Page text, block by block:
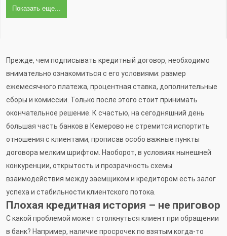
Показать еще...
Прежде, чем подписывать кредитный договор, необходимо
внимательно ознакомиться с его условиями: размер
ежемесячного платежа, процентная ставка, дополнительные
сборы и комиссии. Только после этого стоит принимать
окончательное решение. К счастью, на сегодняшний день
большая часть банков в Кемерово не стремится испортить
отношения с клиентами, прописав особо важные пункты
договора мелким шрифтом. Наоборот, в условиях нынешней
конкуренции, открытость и прозрачность схемы
взаимодействия между заемщиком и кредитором есть залог
успеха и стабильности клиентского потока.
Плохая кредитная история – не приговор
С какой проблемой может столкнуться клиент при обращении
в банк? Например, наличие просрочек по взятым когда-то